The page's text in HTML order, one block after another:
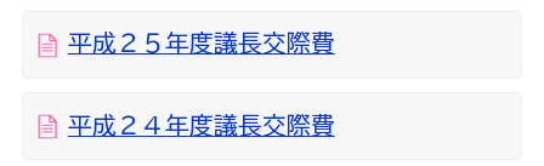
平成２５年度議長交際費
平成２４年度議長交際費